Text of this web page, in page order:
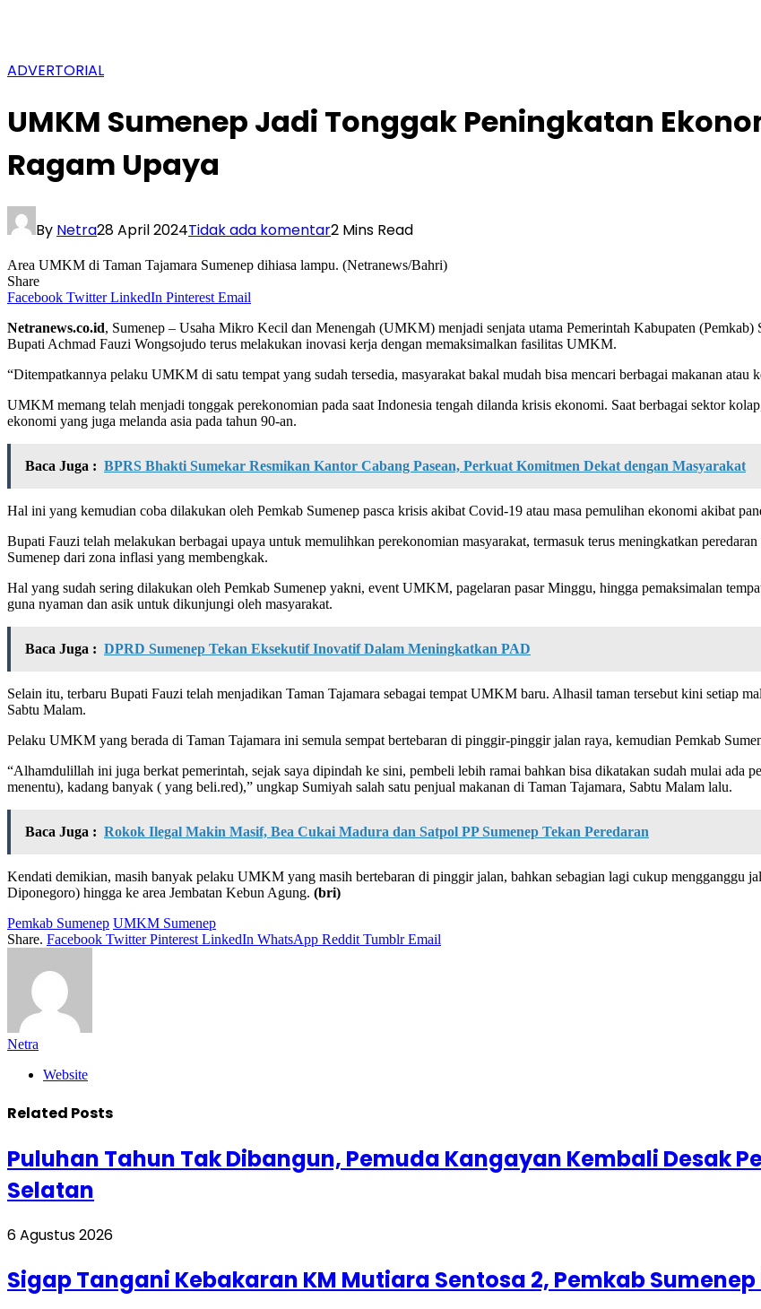
ADVERTORIAL
UMKM Sumenep Jadi Tonggak Peningkatan
Ragam Upaya
By Netra28 April 2024Tidak ada komentar2 Mins Read
Area UMKM di Taman Tajamara Sumenep dihiasa lampu. (Netranews/Bahri)
Share
Facebook Twitter LinkedIn Pinterest Email
Netranews.co.id, Sumenep – Usaha Mikro Kecil dan Menengah (UMKM) menjadi senjata utama Pemerintah Kabupaten
Bupati Achmad Fauzi Wongsojudo terus melakukan inovasi kerja dengan memaksimalkan fasilitas UMKM.
“Ditempatkannya pelaku UMKM di satu tempat yang sudah tersedia, masyarakat bakal mudah bisa mencari berbagai makanan
UMKM memang telah menjadi tonggak perekonomian pada saat Indonesia tengah dilanda krisis ekonomi. Saat berbagai sektor
ekonomi yang juga melanda asia pada tahun 90-an.
Baca Juga : BPRS Bhakti Sumekar Resmikan Kantor Cabang Pasean, Perkuat Komitmen Dekat dengan Masyarakat
Hal ini yang kemudian coba dilakukan oleh Pemkab Sumenep pasca krisis akibat Covid-19 atau masa pemulihan ekonomi akibat
Bupati Fauzi telah melakukan berbagai upaya untuk memulihkan perekonomian masyarakat, termasuk terus meningkatkan
Sumenep dari zona inflasi yang membengkak.
Hal yang sudah sering dilakukan oleh Pemkab Sumenep yakni, event UMKM, pagelaran pasar Minggu, hingga pemaksimalan
guna nyaman dan asik untuk dikunjungi oleh masyarakat.
Baca Juga : DPRD Sumenep Tekan Eksekutif Inovatif Dalam Meningkatkan PAD
Selain itu, terbaru Bupati Fauzi telah menjadikan Taman Tajamara sebagai tempat UMKM baru. Alhasil taman tersebut kini setiap
Sabtu Malam.
Pelaku UMKM yang berada di Taman Tajamara ini semula sempat bertebaran di pinggir-pinggir jalan raya, kemudian Pemkab
“Alhamdulillah ini juga berkat pemerintah, sejak saya dipindah ke sini, pembeli lebih ramai bahkan bisa dikatakan sudah mulai ada
menentu), kadang banyak ( yang beli.red),” ungkap Sumiyah salah satu penjual makanan di Taman Tajamara, Sabtu Malam lalu.
Baca Juga : Rokok Ilegal Makin Masif, Bea Cukai Madura dan Satpol PP Sumenep Tekan Peredaran
Kendati demikian, masih banyak pelaku UMKM yang masih bertebaran di pinggir jalan, bahkan sebagian lagi cukup mengganggu
Diponegoro) hingga ke area Jembatan Kebun Agung. (bri)
Pemkab Sumenep UMKM Sumenep
Share. Facebook Twitter Pinterest LinkedIn WhatsApp Reddit Tumblr Email
Netra
Website
Related Posts
Puluhan Tahun Tak Dibangun, Pemuda Kangayan Kembali Desak
Selatan
6 Agustus 2026
Sigap Tangani Kebakaran KM Mutiara Sentosa 2, Pemkab